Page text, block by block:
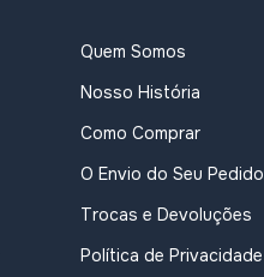
Quem Somos
Nosso História
Como Comprar
O Envio do Seu Pedido
Trocas e Devoluções
Política de Privacidade